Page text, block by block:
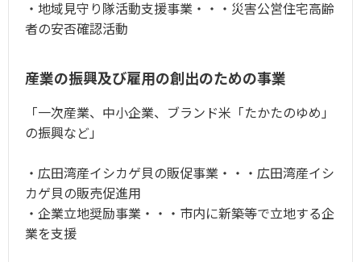
・地域見守り隊活動支援事業・・・災害公営住宅高齢
者の安否確認活動
産業の振興及び雇用の創出のための事業
「一次産業、中小企業、ブランド米「たかたのゆめ」
の振興など」
・広田湾産イシカゲ貝の販促事業・・・広田湾産イシ
カゲ貝の販売促進用
・企業立地奨励事業・・・市内に新築等で立地する企
業を支援